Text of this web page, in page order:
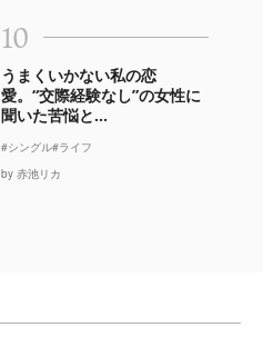
10
うまくいかない私の恋
愛。“交際経験なし”の女性に
聞いた苦悩と...
#シングル#ライフ
by 赤池リカ